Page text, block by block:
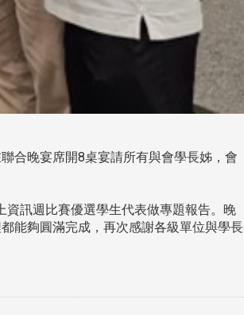
合晚宴席開8桌宴請所有與會學長姊，會
訊週比賽優選學生代表做專題報告。晚
能夠圓滿完成，再次感謝各級單位與學長